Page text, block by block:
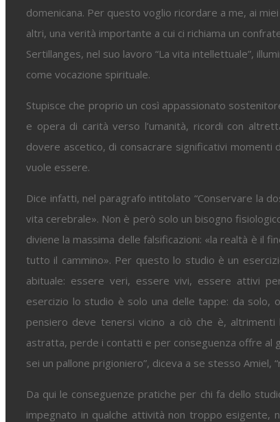
domenicana. Per questo voglio ricordare a me, ai
altri, una verità importante a cui ci richiama un
Sertillanges, nel suo lavoro “La vita intellettuale”,
come vocazione spirituale.
Stupisce che proprio un così appassionato
e opera di carità verso l’umanità, ricordi con
dovere ascetico, di consacrare significativi
vuole essere.
Dice infatti, nel paragrafo intitolato “Conservare la
vita cerebrale». Non è però solo un bisogno
diviene la massima delle falsificazioni: «la realtà è il
tutto il cammino». Per questo lo studio è un
abituale: essere veri, essere vivi, essere attivi
esercizio lo studio è solo una delle tappe: da solo,
pensiero deve tenersi vicino a ciò che è, altrimenti
astratta, perde i contatti e per conseguenza offre al
sei un pallone prigioniero”, diceva a se stesso Amiel,
Da qui le conseguenze pratiche per chi fa dello
impegnato in qualche attività non troppo esigente,